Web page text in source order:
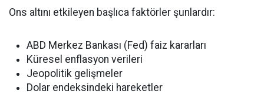
Ons altını etkileyen başlıca faktörler şunlardır:
ABD Merkez Bankası (Fed) faiz kararları
Küresel enflasyon verileri
Jeopolitik gelişmeler
Dolar endeksindeki hareketler